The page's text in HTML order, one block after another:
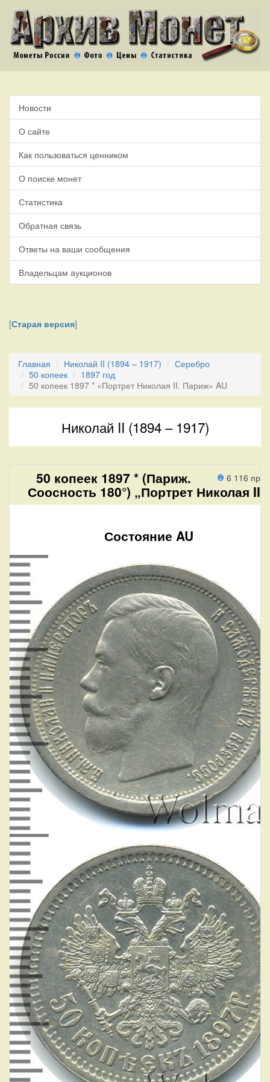
Новости
О сайте
Как пользоваться ценником
О поиске монет
Статистика
Обратная связь
Ответы на ваши сообщения
Владельцам аукционов
[Старая версия]
Главная Николай II (1894 – 1917)
Серебро
50 копеек
1897 год
50 копеек 1897 * «Портрет Николая II. Париж» AU
Николай II (1894 – 1917)
6 116
50 копеек 1897 * (Париж.
Соосность 180°) „Портрет Николая II“.
Состояние AU